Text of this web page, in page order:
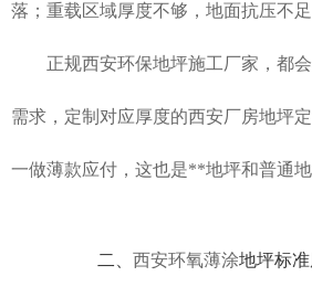
落；重载区域厚度不够，地面抗压不
正规西安环保地坪施工厂家，都
需求，定制对应厚度的西安厂房地坪
一做薄款应付，这也是**地坪和普通
二、 西安环氧薄涂地坪标